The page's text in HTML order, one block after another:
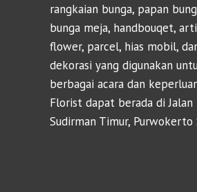
rangkaian bunga, papan
bunga meja, handbouqet,
flower, parcel, hias mobil,
dekorasi yang digunakan
berbagai acara dan
Florist dapat berada di Jalan
Sudirman Timur, Purwokerto